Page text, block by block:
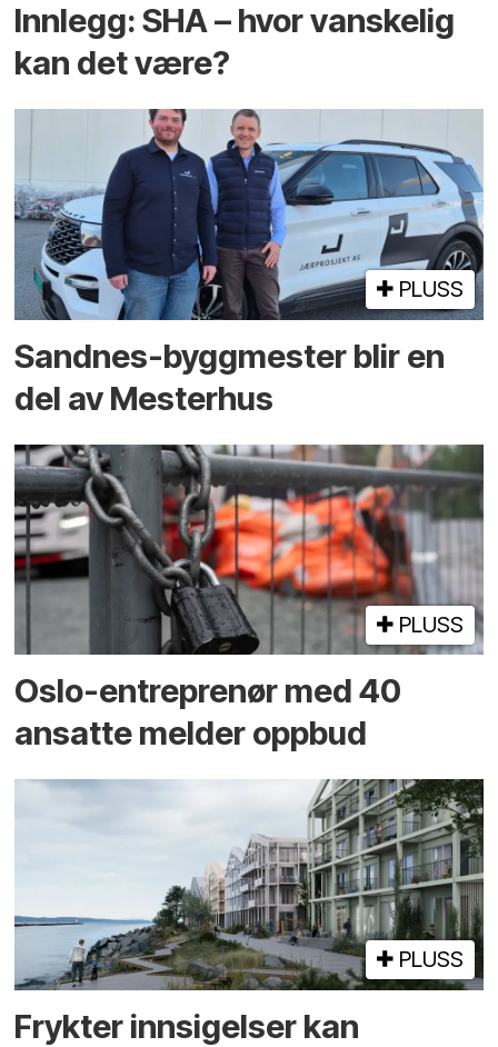
Innlegg: SHA – hvor vanskelig
kan det være?
PLUSS
Sandnes-byggmester blir en
del av Mesterhus
PLUSS
Oslo-entreprenør med 40
ansatte melder oppbud
PLUSS
Frykter innsigelser kan